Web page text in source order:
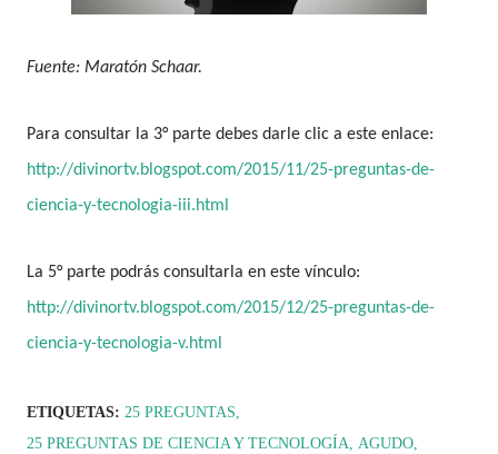
Fuente: Maratón Schaar.
Para consultar la 3° parte debes darle clic a este enlace:
http://divinortv.blogspot.com/2015/11/25-preguntas-de-
ciencia-y-tecnologia-iii.html
La 5° parte podrás consultarla en este vínculo:
http://divinortv.blogspot.com/2015/12/25-preguntas-de-
ciencia-y-tecnologia-v.html
ETIQUETAS: 25 PREGUNTAS
25 PREGUNTAS DE CIENCIA Y TECNOLOGÍA AGUDO